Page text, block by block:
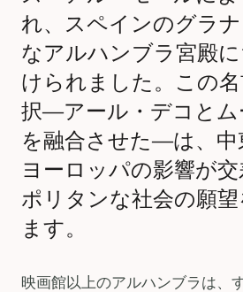
れ、スペインのグラ
なアルハンブラ宮殿
けられました。この
択—アール・デコとム
を融合させた—は、中
ヨーロッパの影響が
ポリタンな社会の願
ます。
映画館以上のアルハンブラは、